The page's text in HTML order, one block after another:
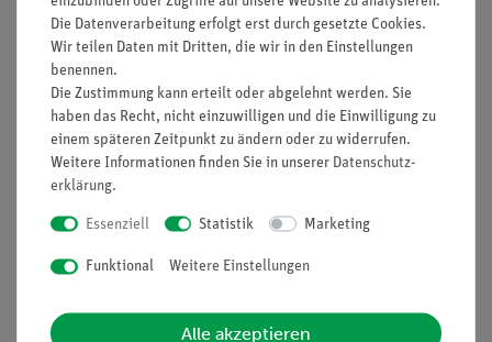
Vorteile
Schneller und einfacher Versuch zum qualitativen
Verständnis elektrostatischer Phänomene
Aufgaben
Was können wir an geriebenen Kunststoffstäben nachweisen?
Ermittle mit einer Glimmlampe (Neonröhrchen), welche
Lieferumfang
Die Datenverarbeitung erfolgt erst durch gesetzte Cookies.
Wir teilen Daten mit Dritten, die wir in den Einstellungen
benennen.
Die Zustimmung kann erteilt oder abgelehnt werden. Sie
haben das Recht, nicht einzuwilligen und die Einwilligung zu
einem späteren Zeitpunkt zu ändern oder zu widerrufen.
Weitere Informationen finden Sie in unserer Daten­schutz­
erklärung.
Essenziell Statistik Marketing
Funktional Weitere Einstellungen
Alle akzeptieren